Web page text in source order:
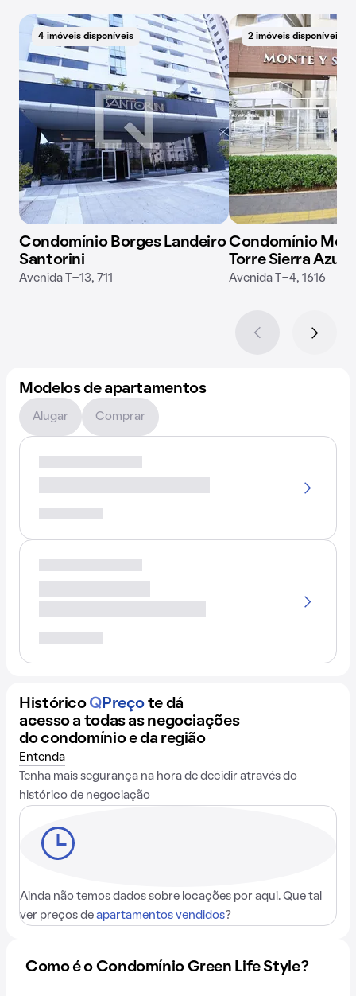
4 imóveis disponíveis
Condomínio Borges Landeiro
Santorini
Avenida T-13, 711
2 imóveis disponíveis
Condomínio
Torre Sierra Azul
Avenida T-4, 1616
Modelos de apartamentos
Alugar Comprar
Histórico QPreço te dá
acesso a todas as negociações
do condomínio e da região
Entenda
Tenha mais segurança na hora de decidir através do
histórico de negociação
Ainda não temos dados sobre locações por aqui. Que tal
ver preços de apartamentos vendidos?
Como é o Condomínio Green Life Style?